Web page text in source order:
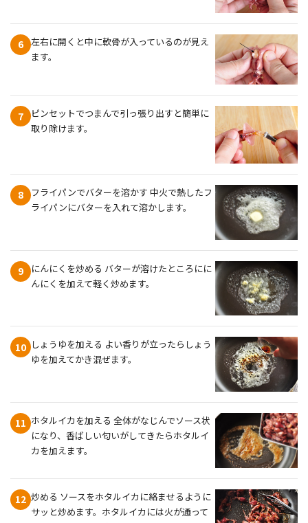
6 左右に開くと中に軟骨が入っているのが見え
ます。
7
ピンセットでつまんで引っ張り出すと簡単に
取り除けます。
8
フライパンでバターを溶かす 中火で熱したフ
ライパンにバターを入れて溶かします。
9
にんにくを炒める バターが溶けたところにに
んにくを加えて軽く炒めます。
10 しょうゆを加える よい香りが立ったらしょう
ゆを加えてかき混ぜます。
11 ホタルイカを加える 全体がなじんでソース状
になり、香ばしい匂いがしてきたらホタルイ
カを加えます。
12 炒める ソースをホタルイカに絡ませるように
サッと炒めます。ホタルイカには火が通って